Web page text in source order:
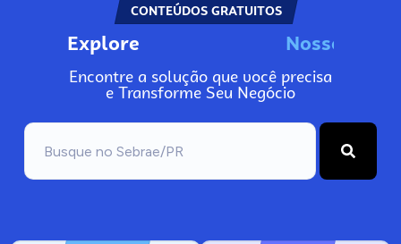
CONTEÚDOS GRATUITOS
Explore No
Encontre a solução que você precisa
e Transforme Seu Negócio